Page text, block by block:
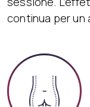
continua per un